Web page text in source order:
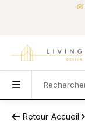
Retour Accueil